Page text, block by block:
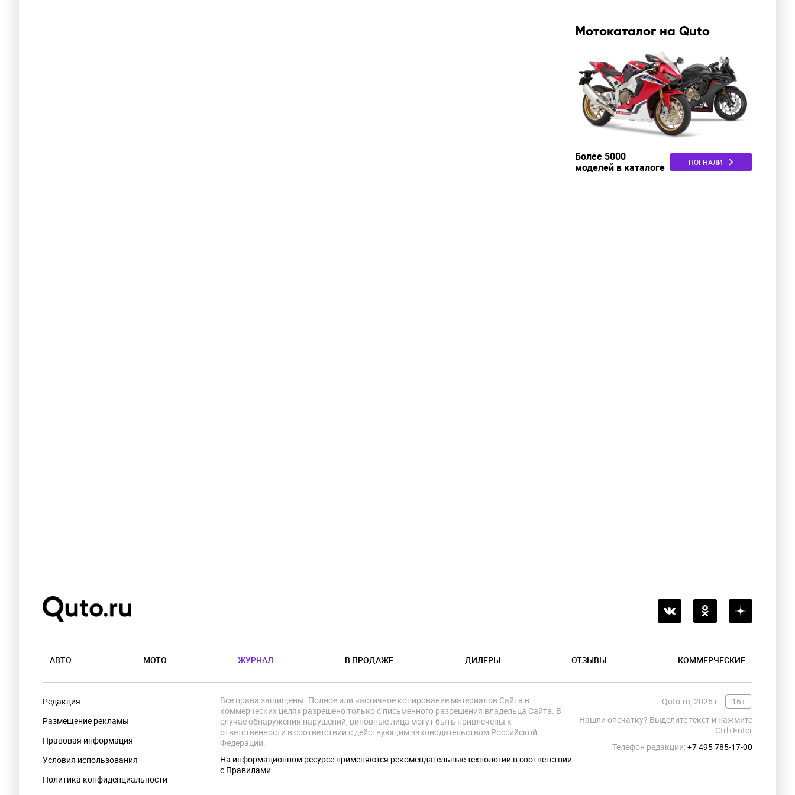
Мотокаталог на Quto
Более 5000
моделей в каталоге
ПОГНАЛИ
АВТО МОТО ЖУРНАЛ В ПРОДАЖЕ ДИЛЕРЫ ОТЗЫВЫ КОММЕРЧЕСКИЕ
Редакция
Размещение рекламы
Правовая информация
Условия использования
Политика конфиденциальности
Quto.ru, 2026 г.
16+
Нашли опечатку? Выделите текст и нажмите
Ctrl+Enter
Телефон редакции:+7 495 785-17-00
Все права защищены. Полное или частичное копирование материалов Сайта в
коммерческих целях разрешено только с письменного разрешения владельца Сайта. В
случае обнаружения нарушений, виновные лица могут быть привлечены к
ответственности в соответствии с действующим законодательством Российской
Федерации.
На информационном ресурсе применяются рекомендательные технологии в соответствии
с Правилами